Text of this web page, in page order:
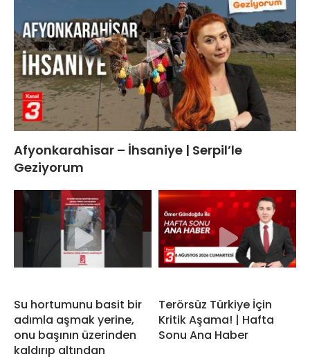
Afyonkarahisar – İhsaniye | Serpil’le
Geziyorum
Su hortumunu basit bir
adımla aşmak yerine,
onu başının üzerinden
kaldırıp altından
Terörsüz Türkiye İçin
Kritik Aşama! | Hafta
Sonu Ana Haber